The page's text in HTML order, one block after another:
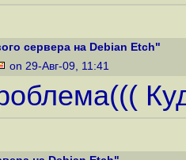
сервера на Debian Etch"
on 29-Авг-09, 11:41